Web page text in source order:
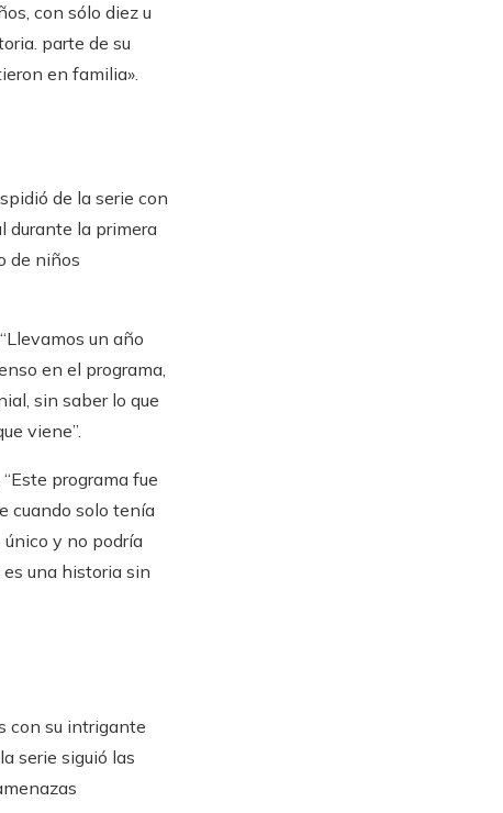
con sólo diez u
parte de su
en familia».
de la serie con
durante la primera
de niños
un año
en el programa,
sin saber lo que
viene”.
programa fue
cuando solo tenía
y no podría
es una historia sin
con su intrigante
serie siguió las